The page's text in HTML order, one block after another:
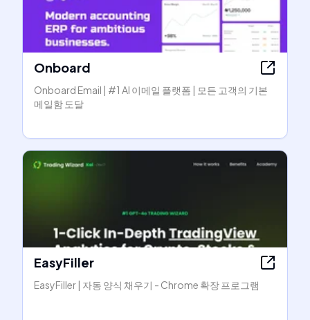
Onboard
Onboard Email | #1 AI 이메일 플랫폼 | 모든 고객의 기본
메일함 도달
EasyFiller
EasyFiller | 자동 양식 채우기 - Chrome 확장 프로그램